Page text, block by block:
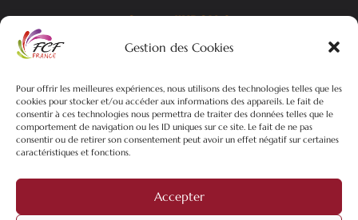
Gestion des Cookies
Pour offrir les meilleures expériences, nous utilisons des technologies telles que les
cookies pour stocker et/ou accéder aux informations des appareils. Le fait de
consentir à ces technologies nous permettra de traiter des données telles que le
comportement de navigation ou les ID uniques sur ce site. Le fait de ne pas
consentir ou de retirer son consentement peut avoir un effet négatif sur certaines
caractéristiques et fonctions.
Accepter
Qui est l’UDOM ?
L’association & ses objectifs
Nos actualités
©2026 FCF-UDOM – Tous droits réservés | Plan du site |
Légales| Politique de confidentialités |Création site webPure
filiale dugroupe Mixtrio